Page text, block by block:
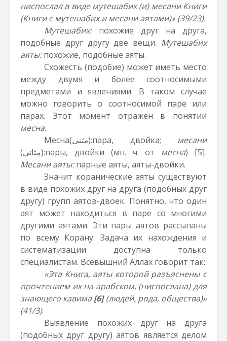
ниспослал в виде мутешабих (и) месани Книги
(Книги с мутешабих и месани аятами)» (39/23).
Мутешабих:похожие друг на друга,
подобные друг другу две вещи. Мутешабих
аяты:похожие, подобные аяты.
Схожесть (подобие) может иметь место
между двумя и более соотносимыми
предметами и явлениями. В таком случае
можно говорить о соотносимой паре или
парах. Этот момент отражен в понятии
месна.
Месна(مثنى):пара, двойка; месани
(مثاني):пары, двойки (мн. ч. от месна) [5].
Месани аяты:парные аяты, аяты-двойки.
Значит коранические аяты существуют
в виде похожих друг на друга (подобных друг
другу) групп аятов-двоек. Понятно, что один
аят может находиться в паре со многими
другими аятами. Эти пары аятов рассыпаны
по всему Корану. Задача их нахождения и
систематизации доступна только
специалистам. Всевышний Аллах говорит так:
«Эта Книга, аяты которой разъяснены с
прочтением их на арабском, (ниспослана) для
знающего кавима [6](людей, рода, общества)»
(41/3).
Выявление похожих друг на друга
(подобных друг другу) аятов является делом